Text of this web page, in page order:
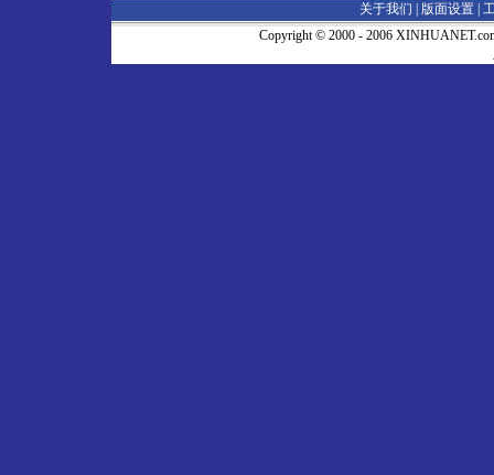
关于我们 | 版面设置
Copyright © 2000 - 2006